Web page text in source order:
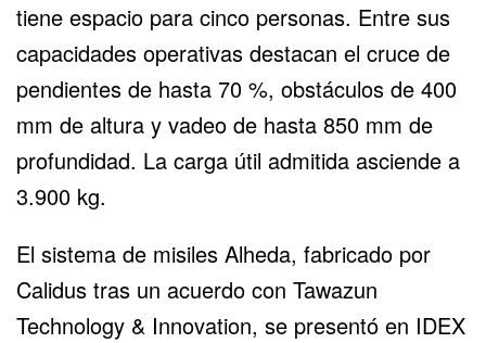
tiene espacio para cinco personas. Entre sus
capacidades operativas destacan el cruce de
pendientes de hasta 70 %, obstáculos de 400
mm de altura y vadeo de hasta 850 mm de
profundidad. La carga útil admitida asciende a
3.900 kg.
El sistema de misiles Alheda, fabricado por
Calidus tras un acuerdo con Tawazun
Technology & Innovation, se presentó en IDEX